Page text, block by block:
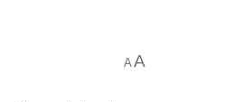
A A